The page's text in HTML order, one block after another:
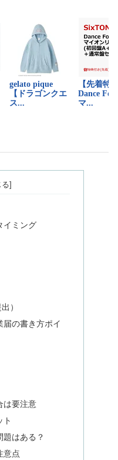
イミング
）
届の書き方ポイ
は要注意
ト
題はある？
意点